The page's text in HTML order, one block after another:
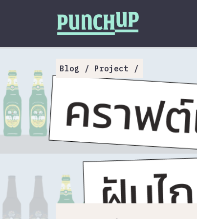
Service
Project
Article
Blog / Project /